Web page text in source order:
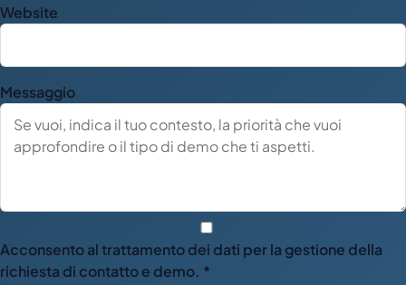
Website
Messaggio
Acconsento al trattamento dei dati per la gestione della
richiesta di contatto e demo. *